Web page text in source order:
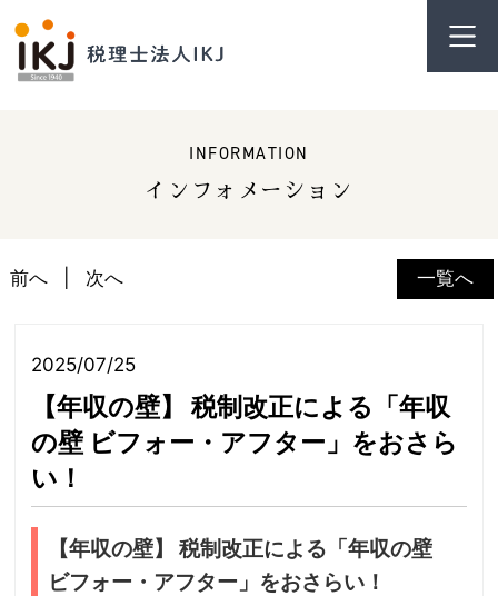
INFORMATION
インフォメーション
一覧へ
前へ 次へ
2025/07/25
【年収の壁】 税制改正による「年収
の壁 ビフォー・アフター」をおさら
い！
【年収の壁】 税制改正による「年収の壁
ビフォー・アフター」をおさらい！